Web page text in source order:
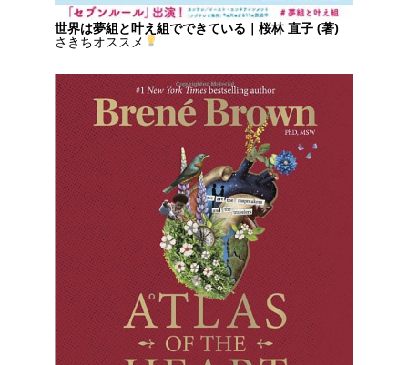
世界は夢組と叶え組でできている｜桜林 直子 (著)
さきちオススメ